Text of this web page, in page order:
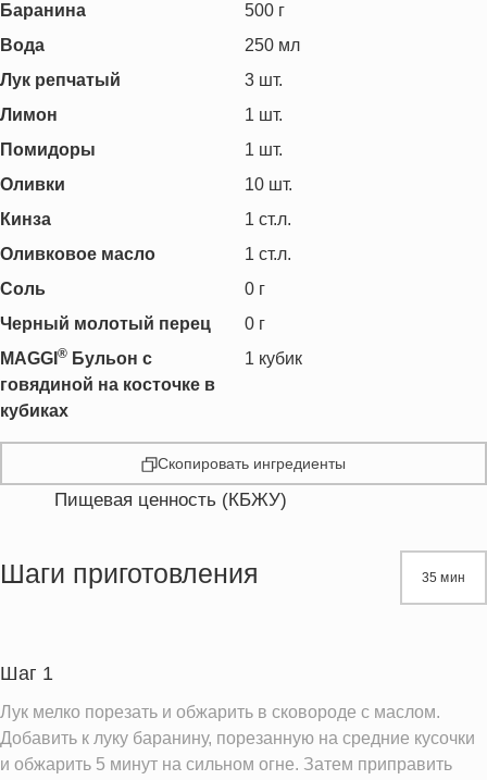
Баранина 500 г
Вода
250 мл
Лук репчатый
3 шт.
Лимон
1 шт.
Помидоры
1 шт.
Оливки
10 шт.
Кинза
1 ст.л.
Оливковое масло
1 ст.л.
Соль
0 г
Черный молотый перец
0 г
MAGGI ® Бульон c
говядиной на косточке в
кубиках
1 кубик
Скопировать ингредиенты
Пищевая ценность (КБЖУ)
Жиры
Информация для одной порции
Шаги приготовления 35 мин
Шаг 1
Лук мелко порезать и обжарить в сковороде с маслом.
Добавить к луку баранину, порезанную на средние кусочки
и обжарить 5 минут на сильном огне. Затем приправить